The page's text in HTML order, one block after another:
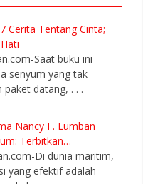
Cerita Tentang Cinta;
Saat buku ini
senyum yang tak
paket datang, . . .
Nancy F. Lumban
Terbitkan…
Di dunia maritim,
yang efektif adalah